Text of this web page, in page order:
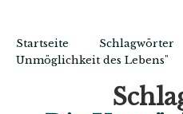
Startseite Schlagwörter
Unmöglichkeit des Lebens"